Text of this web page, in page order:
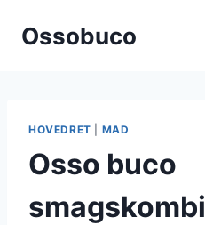
Ossobuco
HOVEDRET MAD
Osso buco